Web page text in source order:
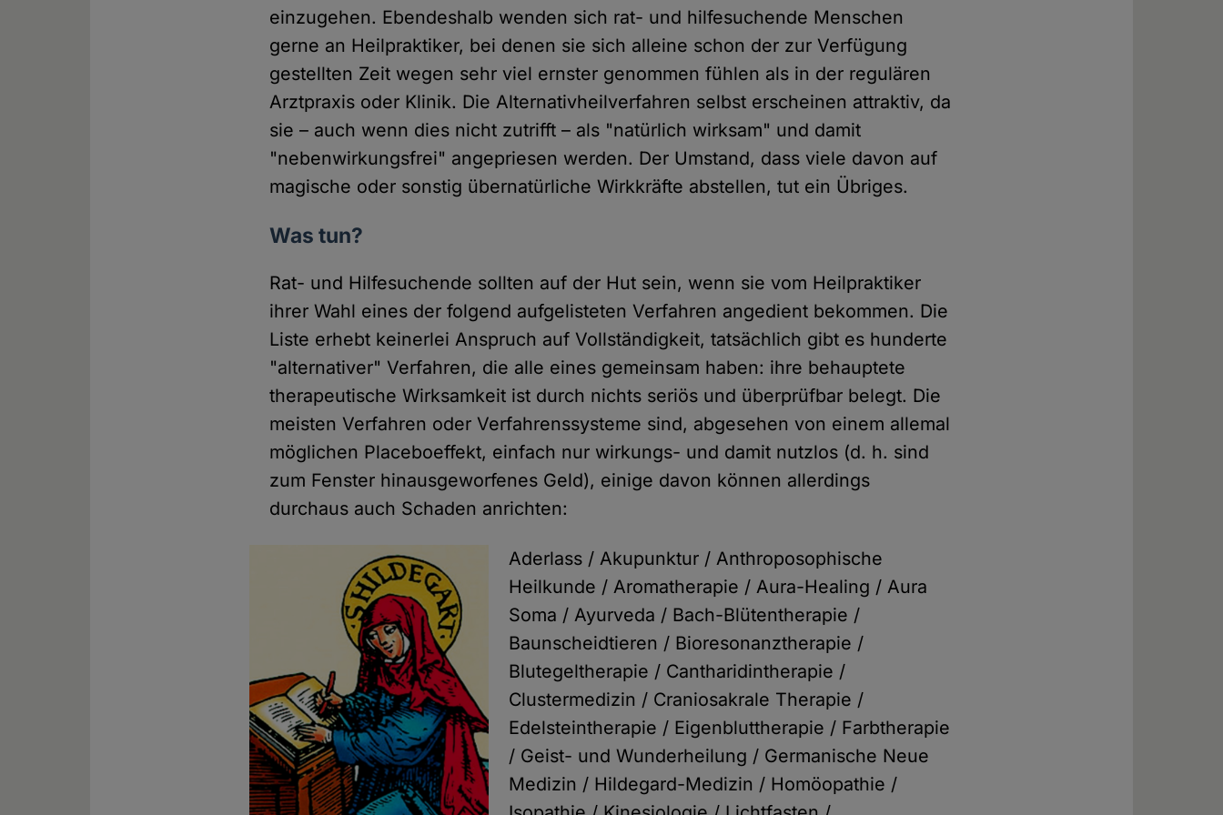
einzugehen. Ebendeshalb wenden sich rat- und hilfesuchende Menschen
gerne an Heilpraktiker, bei denen sie sich alleine schon der zur Verfügung
gestellten Zeit wegen sehr viel ernster genommen fühlen als in der regulären
Arztpraxis oder Klinik. Die Alternativheilverfahren selbst erscheinen attraktiv, da
sie – auch wenn dies nicht zutrifft – als "natürlich wirksam" und damit
"nebenwirkungsfrei" angepriesen werden. Der Umstand, dass viele davon auf
magische oder sonstig übernatürliche Wirkkräfte abstellen, tut ein Übriges.
Was tun?
Rat- und Hilfesuchende sollten auf der Hut sein, wenn sie vom Heilpraktiker
ihrer Wahl eines der folgend aufgelisteten Verfahren angedient bekommen. Die
Liste erhebt keinerlei Anspruch auf Vollständigkeit, tatsächlich gibt es hunderte
"alternativer" Verfahren, die alle eines gemeinsam haben: ihre behauptete
therapeutische Wirksamkeit ist durch nichts seriös und überprüfbar belegt. Die
meisten Verfahren oder Verfahrenssysteme sind, abgesehen von einem allemal
möglichen Placeboeffekt, einfach nur wirkungs- und damit nutzlos (d. h. sind
zum Fenster hinausgeworfenes Geld), einige davon können allerdings
durchaus auch Schaden anrichten:
Aderlass / Akupunktur / Anthroposophische
Heilkunde / Aromatherapie / Aura-Healing / Aura
Soma / Ayurveda / Bach-Blütentherapie /
Baunscheidtieren / Bioresonanztherapie /
Blutegeltherapie / Cantharidintherapie /
Clustermedizin / Craniosakrale Therapie /
Edelsteintherapie / Eigenbluttherapie / Farbtherapie
/ Geist- und Wunderheilung / Germanische Neue
Medizin / Hildegard-Medizin / Homöopathie /